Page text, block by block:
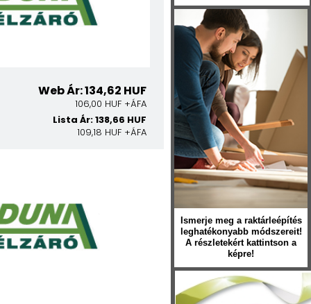
Web Ár: 134,62 HUF
106,00 HUF +ÁFA
Lista Ár: 138,66 HUF
109,18 HUF +ÁFA
Ismerje meg a raktárleépítés
leghatékonyabb módszereit!
A részletekért kattintson a
képre!